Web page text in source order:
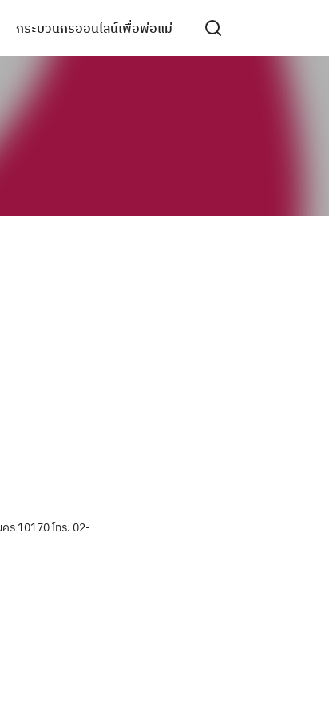
กระบวนกรออนไลน์เพื่อพ่อแม่
10170 โทร. 02-